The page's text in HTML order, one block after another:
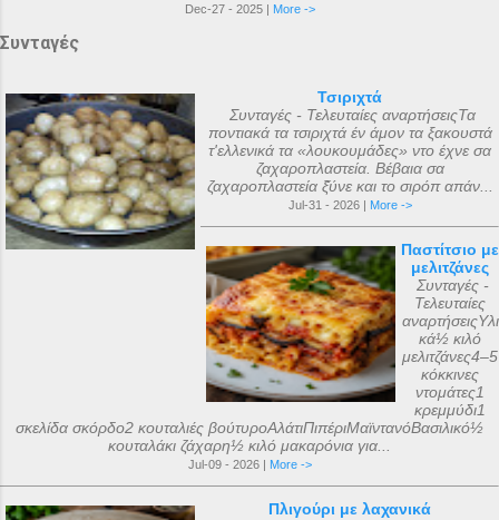
Dec-27 - 2025 | More ->
Συνταγές
Τσιριχτά
Συνταγές - Τελευταίες αναρτήσειςΤα
ποντιακά τα τσιριχτά έν άμον τα ξακουστά
τ'ελλενικά τα «λουκουμάδες» ντο έχνε σα
ζαχαροπλαστεία. Βέβαια σα
ζαχαροπλαστεία ξ̌ύνε και το σιρόπ απάν...
Jul-31 - 2026 | More ->
Παστίτσιο με
μελιτζάνες
Συνταγές -
Τελευταίες
αναρτήσειςΥλι
κά½ κιλό
μελιτζάνες4–5
κόκκινες
ντομάτες1
κρεμμύδι1
σκελίδα σκόρδο2 κουταλιές βούτυροΑλάτιΠιπέριΜαϊντανόΒασιλικό½
κουταλάκι ζάχαρη½ κιλό μακαρόνια για...
Jul-09 - 2026 | More ->
Πλιγούρι με λαχανικά